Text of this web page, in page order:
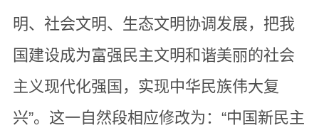
明、社会文明、生态文明协调发展，把我
国建设成为富强民主文明和谐美丽的社会
主义现代化强国，实现中华民族伟大复
兴”。这一自然段相应修改为：“中国新民主